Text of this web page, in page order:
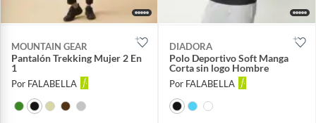
MOUNTAIN GEAR
Pantalón Trekking Mujer 2 En
1
Por FALABELLA
DIADORA
Polo Deportivo Soft Manga
Corta sin logo Hombre
Por FALABELLA